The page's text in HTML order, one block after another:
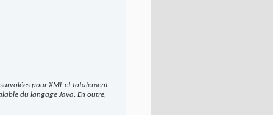
pour XML et totalement
du langage Java. En outre,